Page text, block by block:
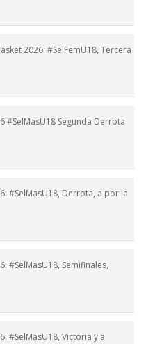
2026: #SelFemU18, Tercera
#SelMasU18 Segunda Derrota
#SelMasU18, Derrota, a por la
#SelMasU18, Semifinales,
#SelMasU18, Victoria y a